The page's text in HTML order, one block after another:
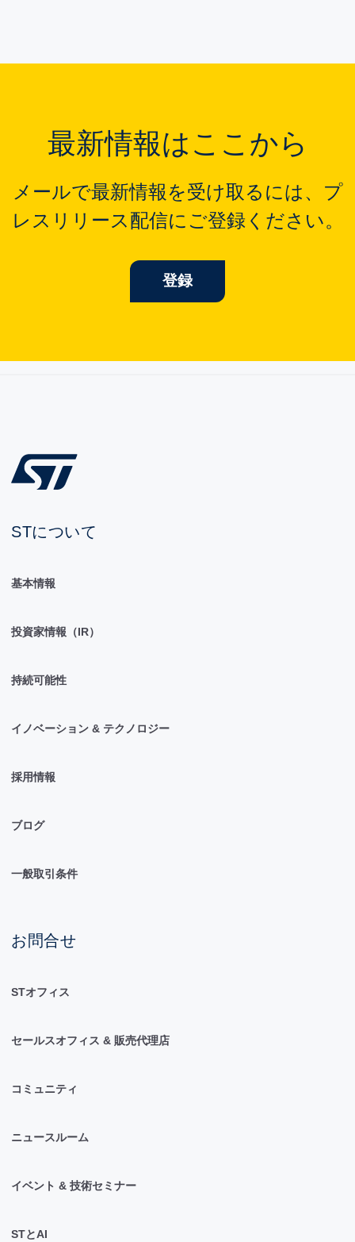
最新情報はここから
メールで最新情報を受け取るには、プ
レスリリース配信にご登録ください。
登録
STについて
基本情報
投資家情報（IR）
持続可能性
イノベーション & テクノロジー
採用情報
ブログ
一般取引条件
お問合せ
STオフィス
セールスオフィス & 販売代理店
コミュニティ
ニュースルーム
イベント & 技術セミナー
STとAI